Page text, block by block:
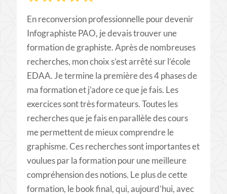
En reconversion professionnelle pourdevenir
InfographistePAO, je devais trouver une
formation de graphiste. Après de nombreuses
recherches, mon choix s’est arrêté sur l’école
EDAA. Je termine la première des 4 phases de
ma formation et j’adore ce que je fais. Les
exercices sont très formateurs. Toutes les
recherches que je fais en parallèle des cours
me permettent de mieux comprendre le
graphisme. Ces recherches sont importantes et
voulues par la formation pour une meilleure
compréhension des notions. Le plus de cette
formation, le book final, qui, aujourd’hui, avec